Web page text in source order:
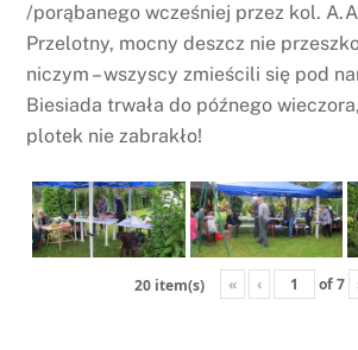
/porąbanego wcześniej przez kol.
Przelotny, mocny deszcz nie
niczym – wszyscy zmieścili się pod
Biesiada trwała do późnego
plotek nie zabrakło!
20 item(s) « ‹ of7